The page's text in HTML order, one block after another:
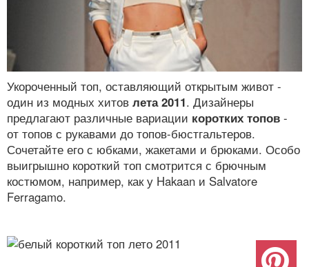
Укороченный топ, оставляющий открытым живот -
один из модных хитов лета 2011. Дизайнеры
предлагают различные вариации коротких топов -
от топов с рукавами до топов-бюстгальтеров.
Сочетайте его с юбками, жакетами и брюками. Особо
выигрышно короткий топ смотрится с брючным
костюмом, например, как у Hakaan и Salvatore
Ferragamo.